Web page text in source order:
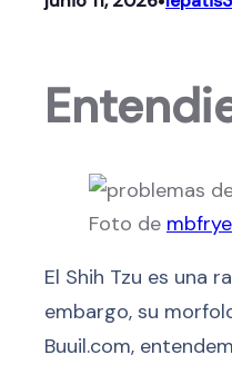
Foto de mbfrye
El Shih Tzu es una
embargo, su
Buuil.com,